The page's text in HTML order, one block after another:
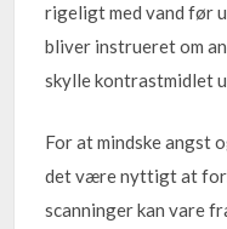
rigeligt med vand før
bliver instrueret om
skylle kontrastmidlet
For at mindske angst
det være nyttigt at
scanninger kan vare